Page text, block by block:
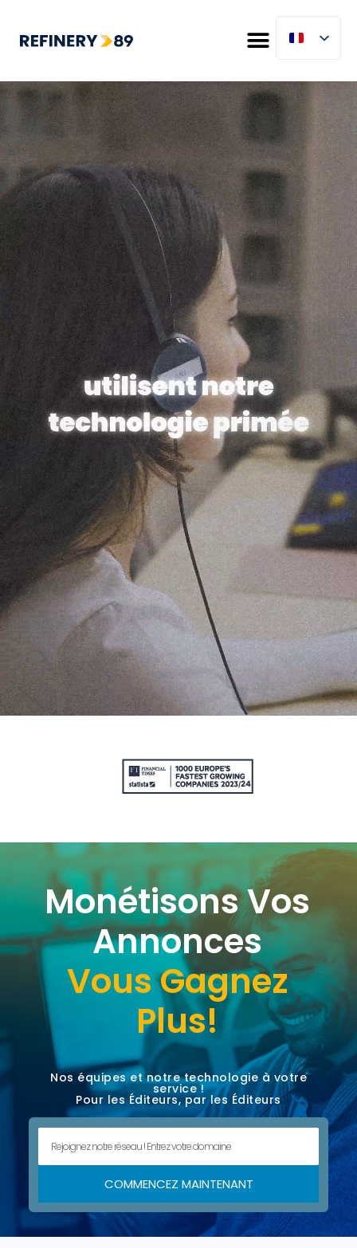
Monétisons Vos
Annonces
Vous Gagnez
Plus!
Nos équipes et notre technologie à votre
service !
Pour les Éditeurs, par les Éditeurs
COMMENCEZ MAINTENANT